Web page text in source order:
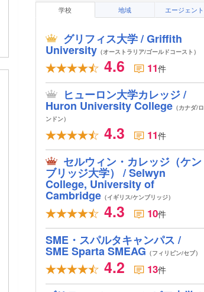
学校 地域 エージェント
グリフィス大学 / Griffith
University（オーストラリア/ゴールドコースト）
4.6 11件
ヒューロン大学カレッジ /
Huron University College（カナダ/ロ
ンドン）
4.3 11件
セルウィン・カレッジ（ケン
ブリッジ大学） / Selwyn
College, University of
Cambridge（イギリス/ケンブリッジ）
4.3 10件
SME・スパルタキャンパス /
SME Sparta SMEAG （フィリピン/セブ）
4.2 13件